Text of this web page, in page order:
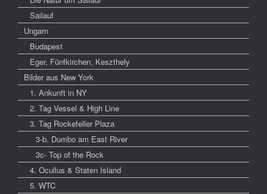
Sailauf
Ungarn
Budapest
Eger, Fünfkirchen, Keszthely
Bilder aus New York
1. Ankunft in NY
2. Tag Vessel & High Line
3. Tag Rockefeller Plaza
3-b. Dumbo am East River
3c- Top of the Rock
4. Ocullus & Staten Island
5. WTC